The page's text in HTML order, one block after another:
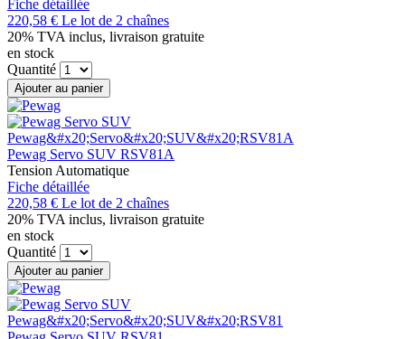
Fiche détaillée
220,58 € Le lot de 2 chaînes
20% TVA inclus, livraison gratuite
en stock
Quantité
Ajouter au panier
Pewag Servo SUV RSV81A
Tension Automatique
Fiche détaillée
220,58 € Le lot de 2 chaînes
20% TVA inclus, livraison gratuite
en stock
Quantité
Ajouter au panier